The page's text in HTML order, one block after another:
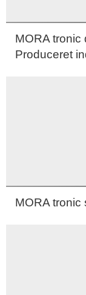
MORA tronic
Produceret
MORA tronic